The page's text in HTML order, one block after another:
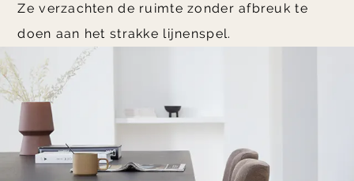
Ze verzachten de ruimte zonder afbreuk te
doen aan het strakke lijnenspel.